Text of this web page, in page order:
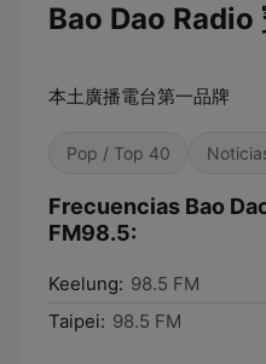
Bao Dao Radio
本土廣播電台第一品牌
Pop / Top 40
Frecuencias Bao
FM98.5:
Keelung: 98.5 FM
Taipei: 98.5 FM